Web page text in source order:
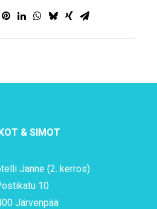
& SIMOT
Janne (2. kerros)
10
Järvenpää